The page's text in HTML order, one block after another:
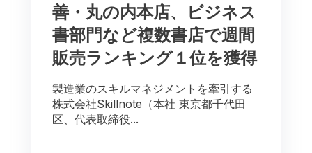
善・丸の内本店、ビジネス
書部門など複数書店で週間
販売ランキング１位を獲得
製造業のスキルマネジメントを牽引する
株式会社Skillnote（本社 東京都千代田
区、代表取締役...